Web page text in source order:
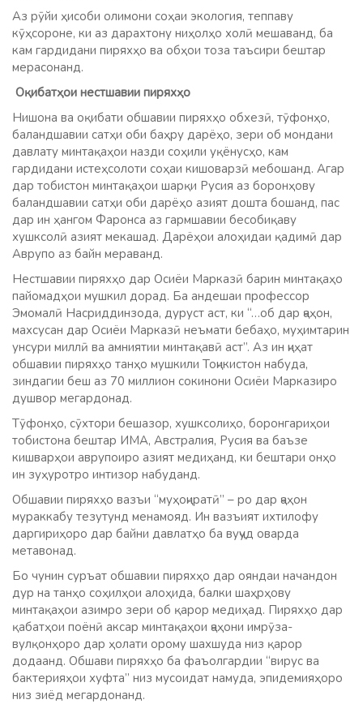
Аз рӯйи ҳисоби олимони соҳаи экология, теппаву
кӯҳсороне, ки аз дарахтону ниҳолҳо холӣ мешаванд, ба
кам гардидани пиряхҳо ва обҳои тоза таъсири бештар
мерасонанд.
Оқибатҳои нестшавии пиряхҳо
Нишона ва оқибати обшавии пиряхҳо обхезӣ, тӯфонҳо,
баландшавии сатҳи оби баҳру дарёҳо, зери об мондани
давлату минтақаҳои назди соҳили уқёнусҳо, кам
гардидани истеҳсолоти соҳаи кишоварзӣ мебошанд. Агар
дар тобистон минтақаҳои шарқи Русия аз боронҳову
баландшавии сатҳи оби дарёҳо азият дошта бошанд, пас
дар ин ҳангом Фаронса аз гармшавии бесобиқаву
хушксолӣ азият мекашад. Дарёҳои алоҳидаи қадимӣ дар
Аврупо аз байн мераванд.
Нестшавии пиряхҳо дар Осиёи Марказӣ барин минтақаҳо
пайомадҳои мушкил дорад. Ба андешаи профессор
Эмомалӣ Насриддинзода, дуруст аст, ки “…об дар ҷаҳон,
махсусан дар Осиёи Марказӣ неъмати бебаҳо, муҳимтарин
унсури миллӣ ва амниятии минтақавӣ аст”. Аз ин ҷиҳат
обшавии пиряхҳо танҳо мушкили Тоҷикистон набуда,
зиндагии беш аз 70 миллион сокинони Осиёи Марказиро
душвор мегардонад.
Тӯфонҳо, сӯхтори бешазор, хушксолиҳо, боронгариҳои
тобистона бештар ИМА, Австралия, Русия ва баъзе
кишварҳои аврупоиро азият медиҳанд, ки бештари онҳо
ин зуҳуротро интизор набуданд.
Обшавии пиряхҳо вазъи “муҳоҷиратӣ” – ро дар ҷаҳон
мураккабу тезутунд менамояд. Ин вазъият ихтилофу
даргириҳоро дар байни давлатҳо ба вуҷуд оварда
метавонад.
Бо чунин суръат обшавии пиряхҳо дар ояндаи начандон
дур на танҳо соҳилҳои алоҳида, балки шаҳрҳову
минтақаҳои азимро зери об қарор медиҳад. Пиряхҳо дар
қабатҳои поёнӣ аксар минтақаҳои ҷаҳони имрӯза-
вулқонҳоро дар ҳолати орому шахшуда низ қарор
додаанд. Обшави пиряхҳо ба фаъолгардии “вирус ва
бактерияҳои хуфта” низ мусоидат намуда, эпидемияҳоро
низ зиёд мегардонанд.